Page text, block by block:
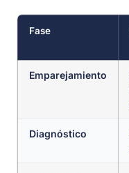
Fase
Emparejamiento
Diagnóstico